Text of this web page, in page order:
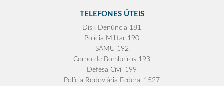
TELEFONES ÚTEIS
Disk Denúncia 181
Polícia Militar 190
SAMU 192
Corpo de Bombeiros 193
Defesa Civil 199
Polícia Rodoviária Federal 1527